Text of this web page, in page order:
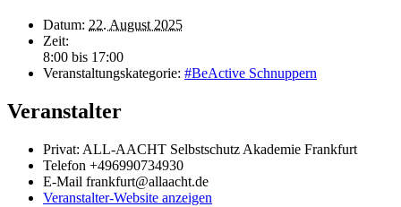
Datum: 22. August 2025
Zeit:
8:00 bis 17:00
Veranstaltungskategorie: #BeActive Schnuppern
Veranstalter
Privat: ALL-AACHT Selbstschutz Akademie Frankfurt
Telefon +496990734930
E-Mail frankfurt@allaacht.de
Veranstalter-Website anzeigen